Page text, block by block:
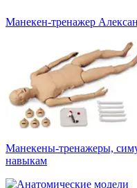
Манекен-тренажер
Манекены-тренажеры,
навыкам